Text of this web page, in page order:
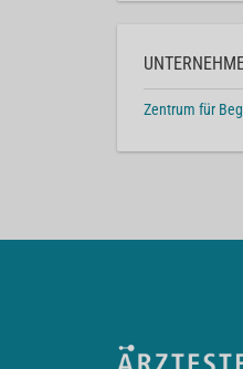
Zentrum für